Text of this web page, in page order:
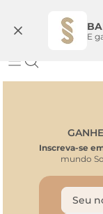
E
Ganhe 10% OFF
Inscreva-se
mundo